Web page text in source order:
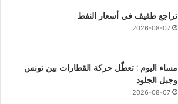
تراجع طفيف في أسعار النفط
2026-08-07
مساء اليوم : تعطّل حركة القطارات بين تونس
وجبل الجلود
2026-08-07